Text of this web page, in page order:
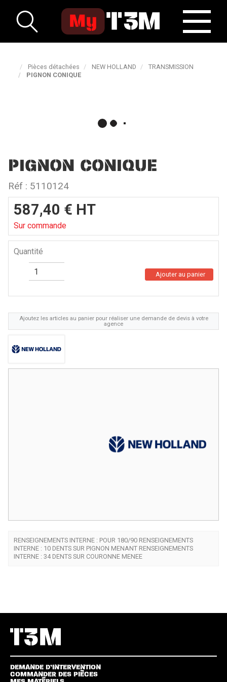
Pièces détachées NEW HOLLAND
TRANSMISSION
PIGNON CONIQUE
PIGNON CONIQUE
Réf : 5110124
RENSEIGNEMENTS INTERNE : POUR 180/90 RENSEIGNEMENTS
INTERNE : 10 DENTS SUR PIGNON MENANT RENSEIGNEMENTS
INTERNE : 34 DENTS SUR COURONNE MENEE
Ajoutez les articles au panier pour réaliser une demande de devis à votre
agence
587,40 € HT
Sur commande
Quantité
Ajouter au panier
DEMANDE D’INTERVENTION
COMMANDER DES PIÈCES